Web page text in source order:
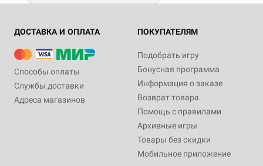
ДОСТАВКА И ОПЛАТА
Способы оплаты
Службы доставки
Адреса магазинов
ПОКУПАТЕЛЯМ
Подобрать игру
Бонусная программа
Информация о заказе
Возврат товара
Помощь с правилами
Архивные игры
Товары без скидки
Мобильное приложение